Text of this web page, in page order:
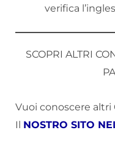
verifica
SCOPRI ALTRI
Vuoi conoscere altri
Il NOSTRO SITO